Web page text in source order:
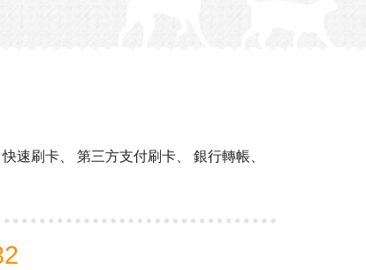
速刷卡、 第三方支付刷卡、 銀行轉帳、